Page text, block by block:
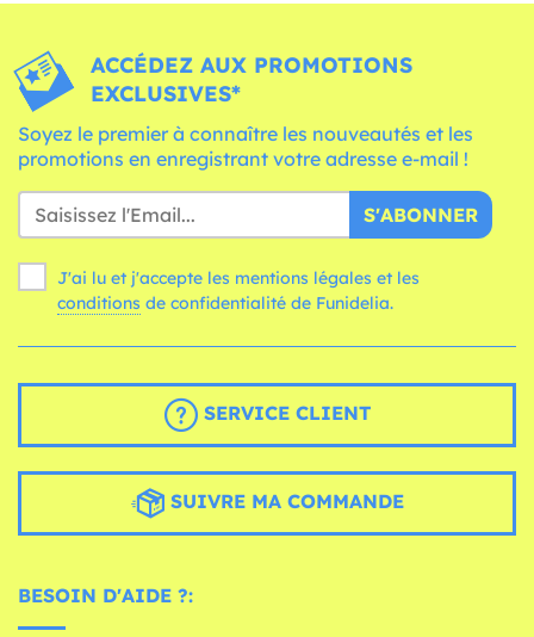
ACCÉDEZ AUX PROMOTIONS
EXCLUSIVES*
Soyez le premier à connaître les nouveautés et les
promotions en enregistrant votre adresse e-mail !
S'ABONNER
J'ai lu et j'accepte les mentions légales et les
conditions de confidentialité de Funidelia.
SERVICE CLIENT
SUIVRE MA COMMANDE
BESOIN D'AIDE ?: